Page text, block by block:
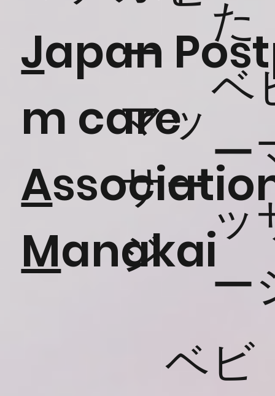
Japan
m care
A
Manakai
ー
マッ
サー
ジ
た
ベ
ー
ッ
ー
ベビ